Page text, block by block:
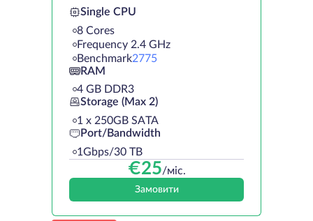
Single CPU
8 Cores
Frequency 2.4 GHz
Benchmark2775
RAM
4 GB DDR3
Storage (Max 2)
1 х 250GB SATA
Port/Bandwidth
1Gbps/30 TB
€25/міс.
Замовити